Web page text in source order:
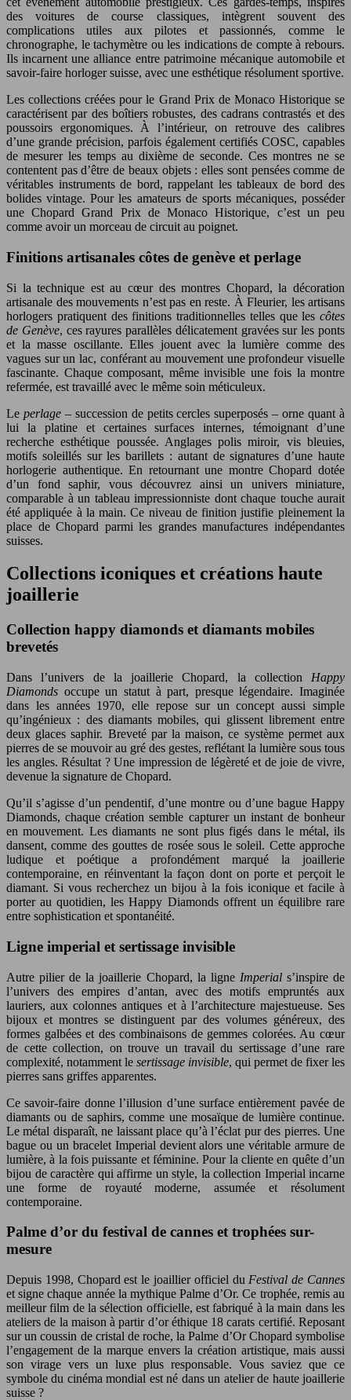
des voitures de course classiques, intègrent souvent des
complications utiles aux pilotes et passionnés, comme le
chronographe, le tachymètre ou les indications de compte à rebours.
Ils incarnent une alliance entre patrimoine mécanique automobile et
savoir-faire horloger suisse, avec une esthétique résolument sportive.
Les collections créées pour le Grand Prix de Monaco Historique se
caractérisent par des boîtiers robustes, des cadrans contrastés et des
poussoirs ergonomiques. À l’intérieur, on retrouve des calibres
d’une grande précision, parfois également certifiés COSC, capables
de mesurer les temps au dixième de seconde. Ces montres ne se
contentent pas d’être de beaux objets : elles sont pensées comme de
véritables instruments de bord, rappelant les tableaux de bord des
bolides vintage. Pour les amateurs de sports mécaniques, posséder
une Chopard Grand Prix de Monaco Historique, c’est un peu
comme avoir un morceau de circuit au poignet.
Finitions artisanales côtes de genève et perlage
Si la technique est au cœur des montres Chopard, la décoration
artisanale des mouvements n’est pas en reste. À Fleurier, les artisans
horlogers pratiquent des finitions traditionnelles telles que les côtes
de Genève, ces rayures parallèles délicatement gravées sur les ponts
et la masse oscillante. Elles jouent avec la lumière comme des
vagues sur un lac, conférant au mouvement une profondeur visuelle
fascinante. Chaque composant, même invisible une fois la montre
refermée, est travaillé avec le même soin méticuleux.
Le perlage– succession de petits cercles superposés – orne quant à
lui la platine et certaines surfaces internes, témoignant d’une
recherche esthétique poussée. Anglages polis miroir, vis bleuies,
motifs soleillés sur les barillets : autant de signatures d’une haute
horlogerie authentique. En retournant une montre Chopard dotée
d’un fond saphir, vous découvrez ainsi un univers miniature,
comparable à un tableau impressionniste dont chaque touche aurait
été appliquée à la main. Ce niveau de finition justifie pleinement la
place de Chopard parmi les grandes manufactures indépendantes
suisses.
Collections iconiques et créations haute
joaillerie
Collection happy diamonds et diamants mobiles
brevetés
Dans l’univers de la joaillerie Chopard, la collection Happy
Diamonds occupe un statut à part, presque légendaire. Imaginée
dans les années 1970, elle repose sur un concept aussi simple
qu’ingénieux : des diamants mobiles, qui glissent librement entre
deux glaces saphir. Breveté par la maison, ce système permet aux
pierres de se mouvoir au gré des gestes, reflétant la lumière sous tous
les angles. Résultat ? Une impression de légèreté et de joie de vivre,
devenue la signature de Chopard.
Qu’il s’agisse d’un pendentif, d’une montre ou d’une bague Happy
Diamonds, chaque création semble capturer un instant de bonheur
en mouvement. Les diamants ne sont plus figés dans le métal, ils
dansent, comme des gouttes de rosée sous le soleil. Cette approche
ludique et poétique a profondément marqué la joaillerie
contemporaine, en réinventant la façon dont on porte et perçoit le
diamant. Si vous recherchez un bijou à la fois iconique et facile à
porter au quotidien, les Happy Diamonds offrent un équilibre rare
entre sophistication et spontanéité.
Ligne imperial et sertissage invisible
Autre pilier de la joaillerie Chopard, la ligne Imperials’inspire de
l’univers des empires d’antan, avec des motifs empruntés aux
lauriers, aux colonnes antiques et à l’architecture majestueuse. Ses
bijoux et montres se distinguent par des volumes généreux, des
formes galbées et des combinaisons de gemmes colorées. Au cœur
de cette collection, on trouve un travail du sertissage d’une rare
complexité, notamment le sertissage invisible, qui permet de fixer les
pierres sans griffes apparentes.
Ce savoir-faire donne l’illusion d’une surface entièrement pavée de
diamants ou de saphirs, comme une mosaïque de lumière continue.
Le métal disparaît, ne laissant place qu’à l’éclat pur des pierres. Une
bague ou un bracelet Imperial devient alors une véritable armure de
lumière, à la fois puissante et féminine. Pour la cliente en quête d’un
bijou de caractère qui affirme un style, la collection Imperial incarne
une forme de royauté moderne, assumée et résolument
contemporaine.
Palme d’or du festival de cannes et trophées sur-
mesure
Depuis 1998, Chopard est le joaillier officiel du Festival de Cannes
et signe chaque année la mythique Palme d’Or. Ce trophée, remis au
meilleur film de la sélection officielle, est fabriqué à la main dans les
ateliers de la maison à partir d’or éthique 18 carats certifié. Reposant
sur un coussin de cristal de roche, la Palme d’Or Chopard symbolise
l’engagement de la marque envers la création artistique, mais aussi
son virage vers un luxe plus responsable. Vous saviez que ce
symbole du cinéma mondial est né dans un atelier de haute joaillerie
suisse ?